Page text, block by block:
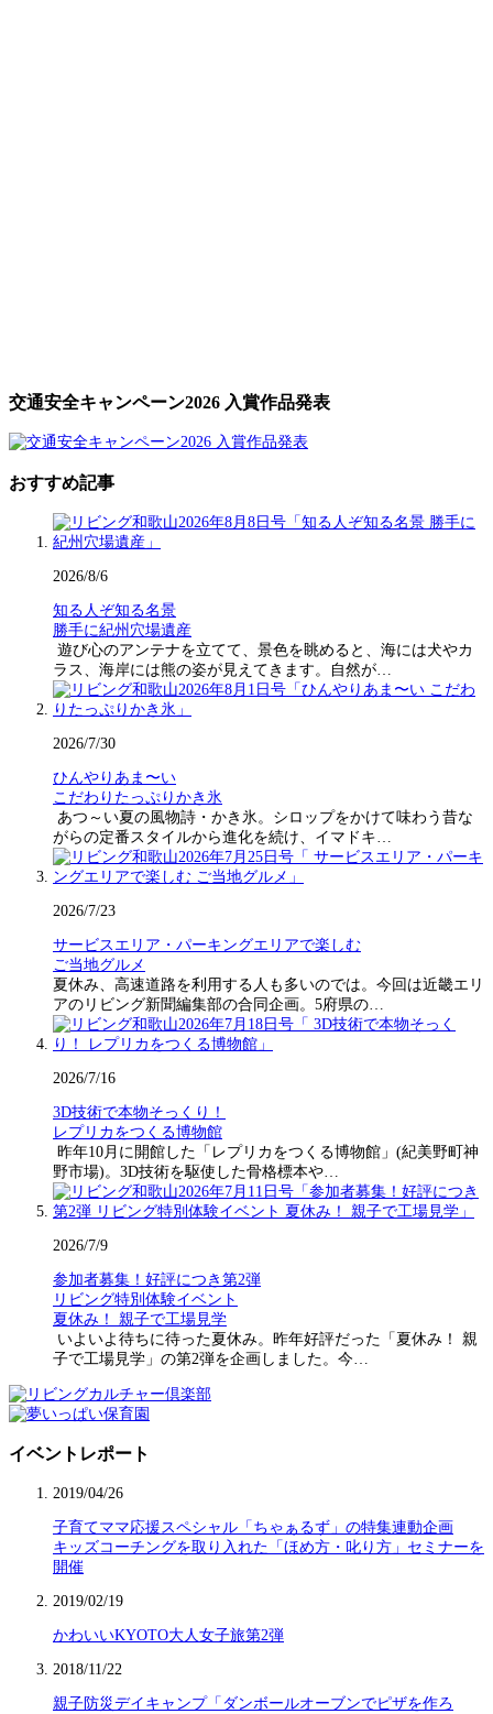
交通安全キャンペーン2026 入賞作品発表
おすすめ記事
2026/8/6
知る人ぞ知る名景
勝手に紀州穴場遺産
遊び心のアンテナを立てて、景色を眺めると、海には犬やカ
ラス、海岸には熊の姿が見えてきます。自然が…
2026/7/30
ひんやりあま〜い
こだわりたっぷりかき氷
あつ～い夏の風物詩・かき氷。シロップをかけて味わう昔な
がらの定番スタイルから進化を続け、イマドキ…
2026/7/23
サービスエリア・パーキングエリアで楽しむ
ご当地グルメ
夏休み、高速道路を利用する人も多いのでは。今回は近畿エリ
アのリビング新聞編集部の合同企画。5府県の…
2026/7/16
3D技術で本物そっくり！
レプリカをつくる博物館
昨年10月に開館した「レプリカをつくる博物館」(紀美野町神
野市場)。3D技術を駆使した骨格標本や…
2026/7/9
参加者募集！好評につき第2弾
リビング特別体験イベント
夏休み！ 親子で工場見学
いよいよ待ちに待った夏休み。昨年好評だった「夏休み！ 親
子で工場見学」の第2弾を企画しました。今…
イベントレポート
2019/04/26
子育てママ応援スペシャル「ちゃぁるず」の特集連動企画
キッズコーチングを取り入れた「ほめ方・叱り方」セミナーを
開催
2019/02/19
かわいいKYOTO大人女子旅第2弾
2018/11/22
親子防災デイキャンプ「ダンボールオーブンでピザを作ろ